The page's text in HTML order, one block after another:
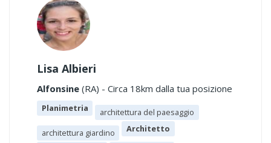
Lisa Albieri
Alfonsine (RA) - Circa 18km dalla tua posizione
Planimetria
architettura del paesaggio
architettura giardino
Architetto